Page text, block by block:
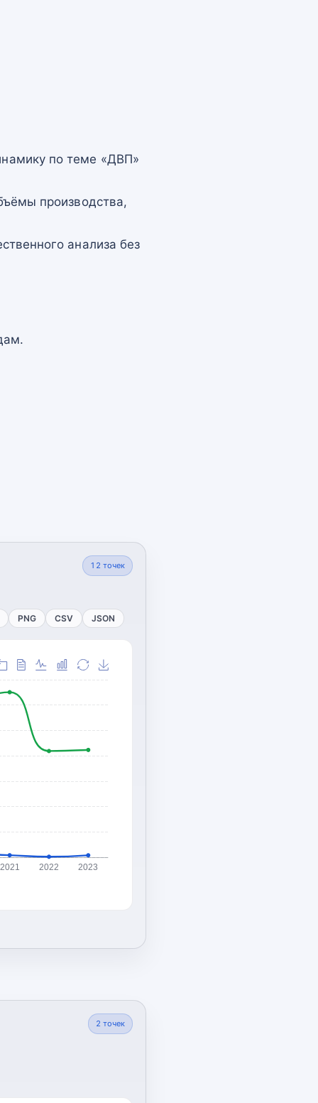
по теме «ДВП»
производства,
анализа без
12 точек
PNG CSV JSON
2021 2022 2023
2 точек